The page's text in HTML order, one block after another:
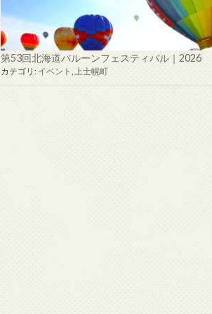
第53回北海道バルーンフェスティバル｜2026
カテゴリ: イベント 上士幌町